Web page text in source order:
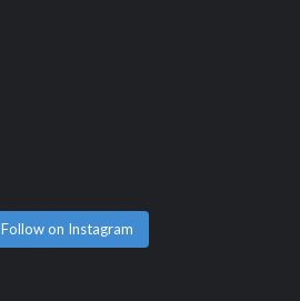
Follow on Instagram